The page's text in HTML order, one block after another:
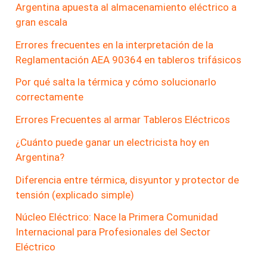
Argentina apuesta al almacenamiento eléctrico a
gran escala
Errores frecuentes en la interpretación de la
Reglamentación AEA 90364 en tableros trifásicos
Por qué salta la térmica y cómo solucionarlo
correctamente
Errores Frecuentes al armar Tableros Eléctricos
¿Cuánto puede ganar un electricista hoy en
Argentina?
Diferencia entre térmica, disyuntor y protector de
tensión (explicado simple)
Núcleo Eléctrico: Nace la Primera Comunidad
Internacional para Profesionales del Sector
Eléctrico